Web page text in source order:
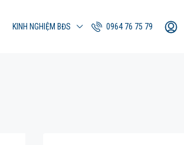
KINH NGHIỆM BĐS 0964 76 75 79